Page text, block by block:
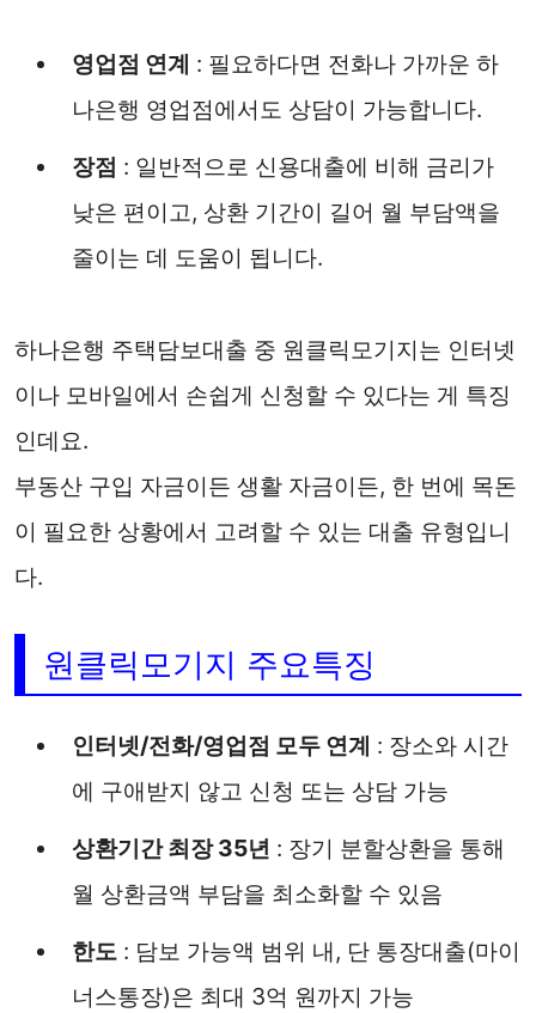
영업점 연계 : 필요하다면 전화나 가까운 하
나은행 영업점에서도 상담이 가능합니다.
장점 : 일반적으로 신용대출에 비해 금리가
낮은 편이고, 상환 기간이 길어 월 부담액을
줄이는 데 도움이 됩니다.
하나은행 주택담보대출 중 원클릭모기지는 인터넷
이나 모바일에서 손쉽게 신청할 수 있다는 게 특징
인데요.
부동산 구입 자금이든 생활 자금이든, 한 번에 목돈
이 필요한 상황에서 고려할 수 있는 대출 유형입니
다.
원클릭모기지 주요특징
인터넷/전화/영업점 모두 연계 : 장소와 시간
에 구애받지 않고 신청 또는 상담 가능
상환기간 최장 35년 : 장기 분할상환을 통해
월 상환금액 부담을 최소화할 수 있음
한도 : 담보 가능액 범위 내, 단 통장대출(마이
너스통장)은 최대 3억 원까지 가능